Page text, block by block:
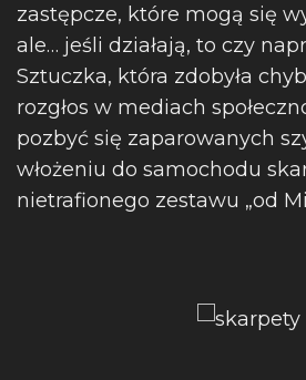
zastępcze, które mogą się
ale… jeśli działają, to czy
Sztuczka, która zdobyła
rozgłos w mediach
pozbyć się zaparowanych
włożeniu do samochodu
nietrafionego zestawu „od